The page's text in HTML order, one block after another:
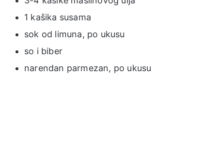
1 kašika susama
sok od limuna, po ukusu
so i biber
narendan parmezan, po ukusu